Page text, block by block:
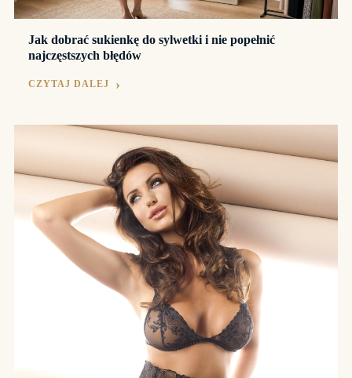
Jak dobrać sukienkę do sylwetki i nie popełnić
najczęstszych błędów
CZYTAJ DALEJ